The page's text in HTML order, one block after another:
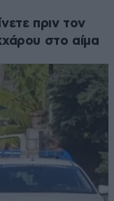
πριν τον
στο αίμα